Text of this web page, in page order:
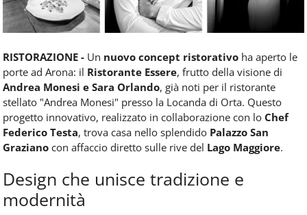
RISTORAZIONE - Un nuovo concept ristorativo ha aperto le
porte ad Arona: il Ristorante Essere, frutto della visione di
Andrea Monesi e Sara Orlando, già noti per il ristorante
stellato "Andrea Monesi" presso la Locanda di Orta. Questo
progetto innovativo, realizzato in collaborazione con lo Chef
Federico Testa, trova casa nello splendido Palazzo San
Graziano con affaccio diretto sulle rive del Lago Maggiore.
Design che unisce tradizione e
modernità